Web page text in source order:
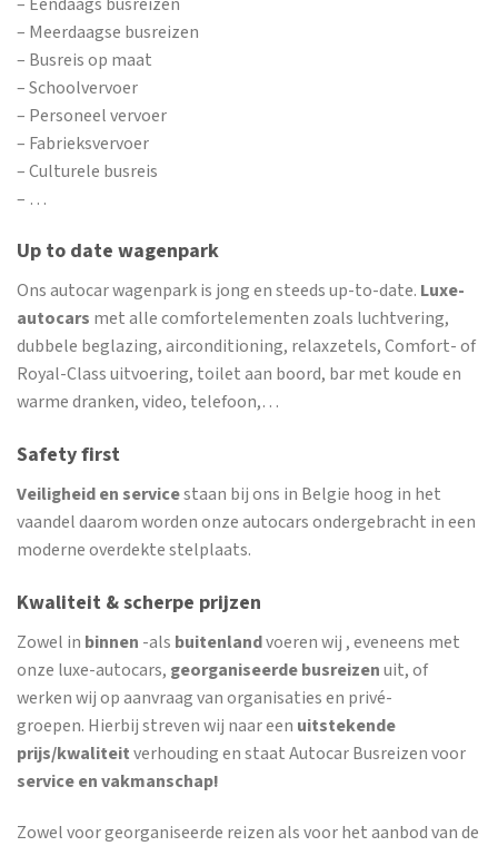
– Meerdaagse busreizen
– Busreis op maat
– Schoolvervoer
– Personeel vervoer
– Fabrieksvervoer
– Culturele busreis
– …
Up to date wagenpark
Ons autocar wagenpark is jong en steeds up-to-date. Luxe-
autocars met alle comfortelementen zoals luchtvering,
dubbele beglazing, airconditioning, relaxzetels, Comfort- of
Royal-Class uitvoering, toilet aan boord, bar met koude en
warme dranken, video, telefoon,…
Safety first
Veiligheid en servicestaan bij ons in Belgie hoog in het
vaandel daarom worden onze autocars ondergebracht in een
moderne overdekte stelplaats.
Kwaliteit & scherpe prijzen
Zowel in binnen -als buitenlandvoeren wij , eveneens met
onze luxe-autocars, georganiseerde busreizenuit, of
werken wij op aanvraag van organisaties en privé-
groepen. Hierbij streven wij naar een uitstekende
prijs/kwaliteitverhouding en staat Autocar Busreizen voor
service en vakmanschap!
Zowel voor georganiseerde reizen als voor het aanbod van de